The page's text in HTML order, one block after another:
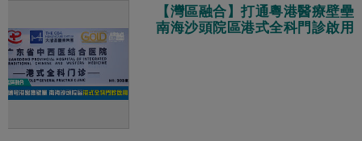
【灣區融合】打通粵港醫療壁壘
南海沙頭院區港式全科門診啟用